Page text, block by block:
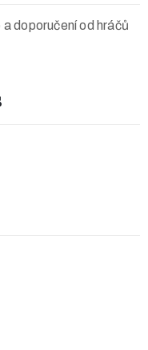
doporučení od hráčů